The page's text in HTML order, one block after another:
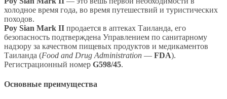
холодное время года, во время путешествий и туристических
походов.
Poy Sian Mark II продается в аптеках Таиланда, его
безопасность подтверждена Управлением по санитарному
надзору за качеством пищевых продуктов и медикаментов
Таиланда (Food and Drug Administration — FDA).
Регистрационный номер G598/45.
Основные преимущества